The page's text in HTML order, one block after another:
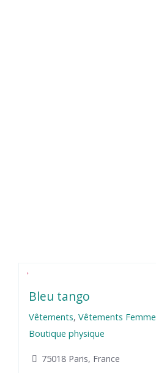
Bleu tango
Vêtements, Vêtements Femme
Boutique physique
75018 Paris, France